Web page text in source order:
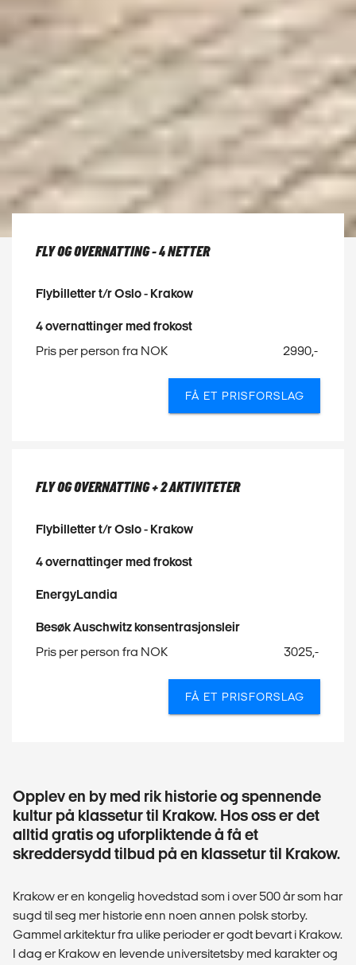
FLY OG OVERNATTING - 4 NETTER
Flybilletter t/r Oslo - Krakow
4 overnattinger med frokost
Pris per person fra NOK
2990,-
FÅ ET PRISFORSLAG
FLY OG OVERNATTING + 2 AKTIVITETER
Flybilletter t/r Oslo - Krakow
4 overnattinger med frokost
EnergyLandia
Besøk Auschwitz konsentrasjonsleir
Pris per person fra NOK
3025,-
FÅ ET PRISFORSLAG
Opplev en by med rik historie og spennende
kultur på klassetur til Krakow. Hos oss er det
alltid gratis og uforpliktende å få et
skreddersydd tilbud på en klassetur til Krakow.
Krakow er en kongelig hovedstad som i over 500 år som har
sugd til seg mer historie enn noen annen polsk storby.
Gammel arkitektur fra ulike perioder er godt bevart i Krakow.
I dag er Krakow en levende universitetsby med karakter og